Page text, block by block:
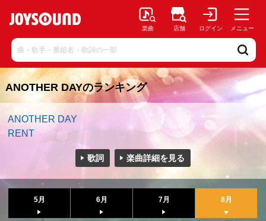
楽曲 店舗 ログイン メニュー
ANOTHER DAYのランキング
ANOTHER DAY
RENT
歌詞 楽曲詳細を見る
5月 6月 7月 8月